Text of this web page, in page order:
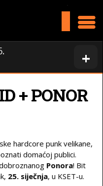
+
+ PONOR
hardcore punk velikane,
domaćoj publici.
Ponora! Bit
25. siječnja, u KSET-u.